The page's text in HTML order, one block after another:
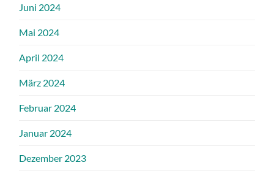
Juni 2024
Mai 2024
April 2024
März 2024
Februar 2024
Januar 2024
Dezember 2023